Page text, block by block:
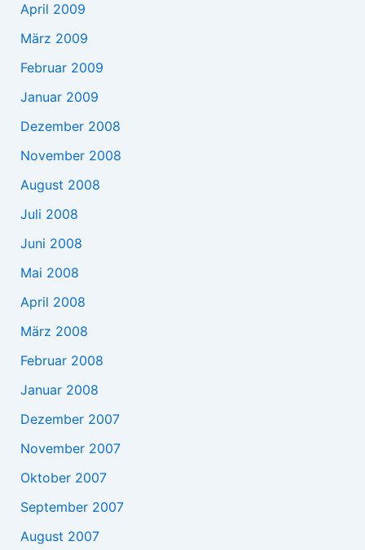
April 2009
März 2009
Februar 2009
Januar 2009
Dezember 2008
November 2008
August 2008
Juli 2008
Juni 2008
Mai 2008
April 2008
März 2008
Februar 2008
Januar 2008
Dezember 2007
November 2007
Oktober 2007
September 2007
August 2007